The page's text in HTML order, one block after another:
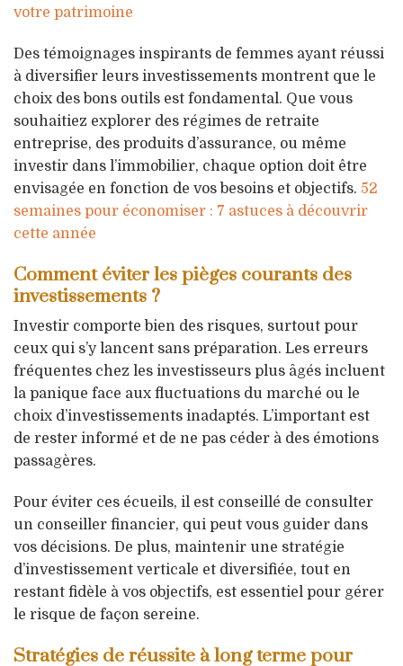
votre patrimoine
Des témoignages inspirants de femmes ayant réussi
à diversifier leurs investissements montrent que le
choix des bons outils est fondamental. Que vous
souhaitiez explorer des régimes de retraite
entreprise, des produits d’assurance, ou même
investir dans l’immobilier, chaque option doit être
envisagée en fonction de vos besoins et objectifs. 52
semaines pour économiser : 7 astuces à découvrir
cette année
Comment éviter les pièges courants des
investissements ?
Investir comporte bien des risques, surtout pour
ceux qui s’y lancent sans préparation. Les erreurs
fréquentes chez les investisseurs plus âgés incluent
la panique face aux fluctuations du marché ou le
choix d’investissements inadaptés. L’important est
de rester informé et de ne pas céder à des émotions
passagères.
Pour éviter ces écueils, il est conseillé de consulter
un conseiller financier, qui peut vous guider dans
vos décisions. De plus, maintenir une stratégie
d’investissement verticale et diversifiée, tout en
restant fidèle à vos objectifs, est essentiel pour gérer
le risque de façon sereine.
Stratégies de réussite à long terme pour